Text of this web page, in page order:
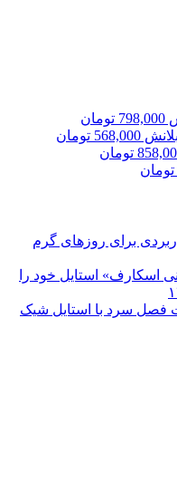
798,000 تومان
568,000 تومان
تومان
تومان
برای روزهای گرم
اسکارف» استایل خود را
فصل سرد با استایل شیک